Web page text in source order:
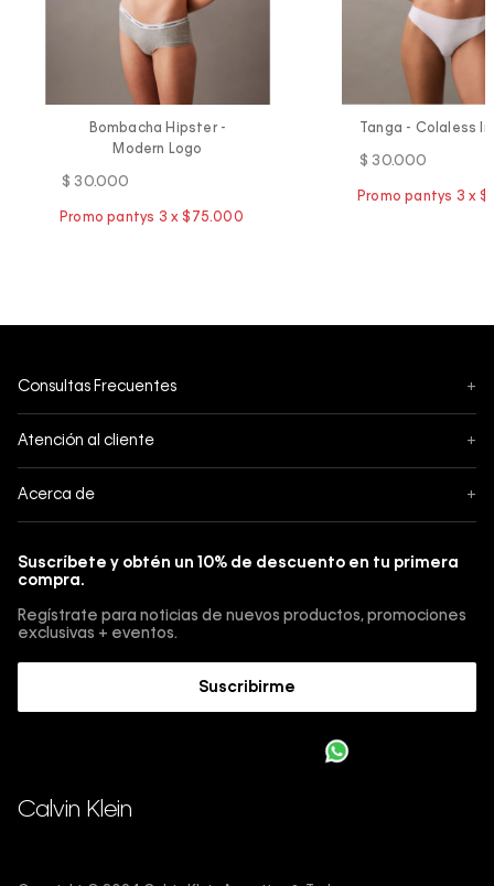
Bombacha Hipster -
Modern Logo
$ 30.000
Tanga - Colaless
$ 30.000
Consultas Frecuentes +
Pedidos
Cambios, envios y devoluciones
Guía de talles
Atención al cliente +
Botón de Arrepentimiento
Acerca de +
Guía de jeans
Guía de cuidado Denim
Suscríbete y obtén un 10% de descuento en tu primera
compra.
Regístrate para noticias de nuevos productos, promociones
exclusivas + eventos.
Suscribirme
Calvin Klein